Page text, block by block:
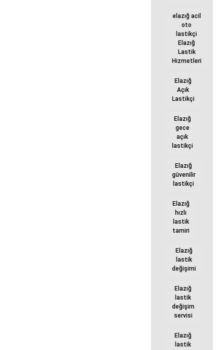
elazığ acil
oto
lastikçi
Elazığ
Lastik
Hizmetleri
Elazığ
Açık
Lastikçi
Elazığ
gece
açık
lastikçi
Elazığ
güvenilir
lastikçi
Elazığ
hızlı
lastik
tamiri
Elazığ
lastik
değişimi
Elazığ
lastik
değişim
servisi
Elazığ
lastik